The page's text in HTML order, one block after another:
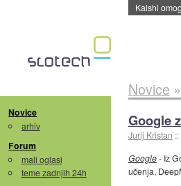
Kalshi
Novice
arhiv
Forum
mali oglasi
teme zadnjih 24h
Novice »
Google
Jurij Kristan ::
Google- Iz
učenja,